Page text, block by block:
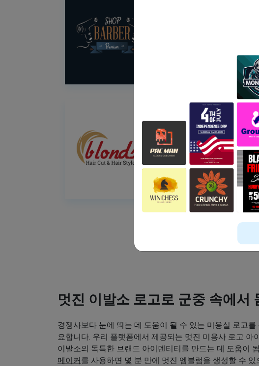
멋진 이발소 로고로 군중 속에서
경쟁사보다 눈에 띄는 데 도움이 될 수 있는 미용실 로고를
요합니다. 우리 플랫폼에서 제공되는 멋진 미용사 로고 아
이발소의 독특한 브랜드 아이덴티티를 만드는 데 도움이
메이커 를 사용하면 몇 분 만에 멋진 엠블럼을 생성할 수